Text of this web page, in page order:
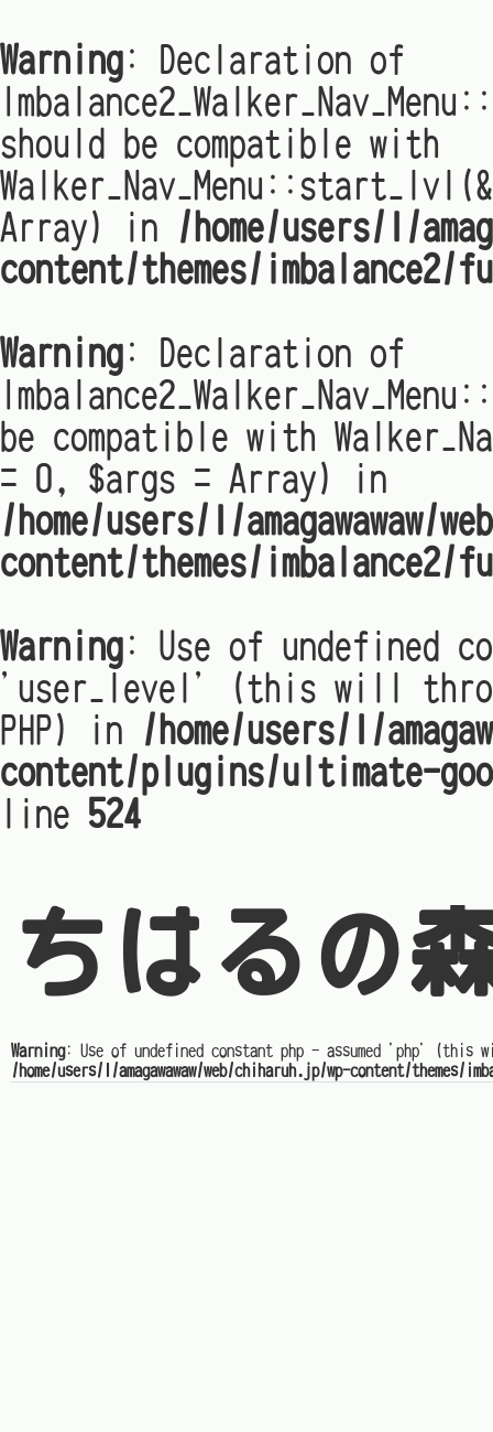
Warning: Declaration of
should be compatible with
Array) in /home/users/1/
content/themes/imbalance2/
Warning: Declaration of
be compatible with
= 0, $args = Array) in
/home/users/1/amagawawaw/
content/themes/imbalance2/
Warning: Use of undefined
'user_level' (this will
PHP) in /home/users/1/
content/plugins/ultimate-
line 524
ちはるの
Warning: Use of undefined constant php - assumed 'php'
/home/users/1/amagawawaw/web/chiharuh.jp/wp-content/themes/